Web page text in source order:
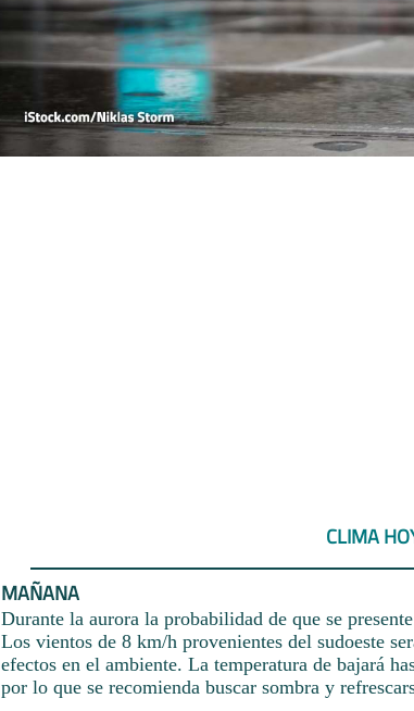
CLIMA
MAÑANA
Durante la aurora la probabilidad de que se
Los vientos de 8 km/h provenientes del sudoeste
efectos en el ambiente. La temperatura de bajará
por lo que se recomienda buscar sombra y